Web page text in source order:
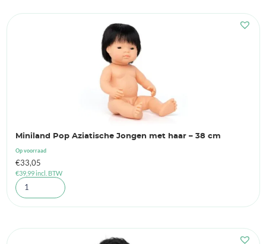
Miniland Pop Aziatische Jongen met haar – 38 cm
Op voorraad
€33,05
€39,99incl. BTW